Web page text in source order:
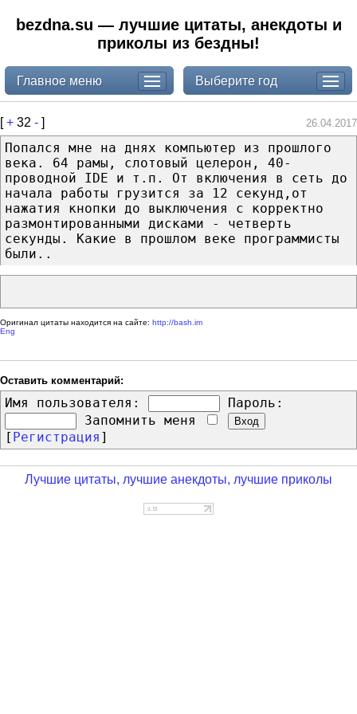
bezdna.su — лучшие цитаты, анекдоты и
приколы из бездны!
Главное меню Выберите год
[+ 32 - ] 26.04.2017
Попался мне на днях компьютер из прошлого
века. 64 рамы, слотовый целерон, 40-
проводной IDE и т.п. От включения в сеть до
начала работы грузится за 12 секунд,от
нажатия кнопки до выключения с корректно
размонтированными дисками - четверть
секунды. Какие в прошлом веке программисты
были..
Оригинал цитаты находится на сайте: http://bash.im
Eng
Оставить комментарий:
Имя пользователя:
Пароль:
Запомнить меня
[ Регистрация ]
Лучшие цитаты, лучшие анекдоты, лучшие приколы